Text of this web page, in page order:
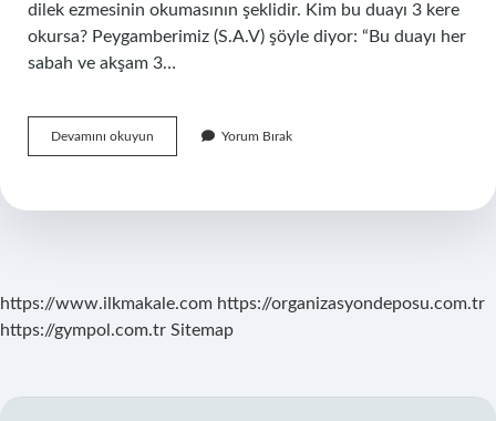
dilek ezmesinin okumasının şeklidir. Kim bu duayı 3 kere
okursa? Peygamberimiz (S.A.V) şöyle diyor: “Bu duayı her
sabah ve akşam 3…
Devamını okuyun
Hemen
Için
Yorum Bırak
https://www.ilkmakale.com https://organizasyondeposu.com.tr
https://gympol.com.tr Sitemap